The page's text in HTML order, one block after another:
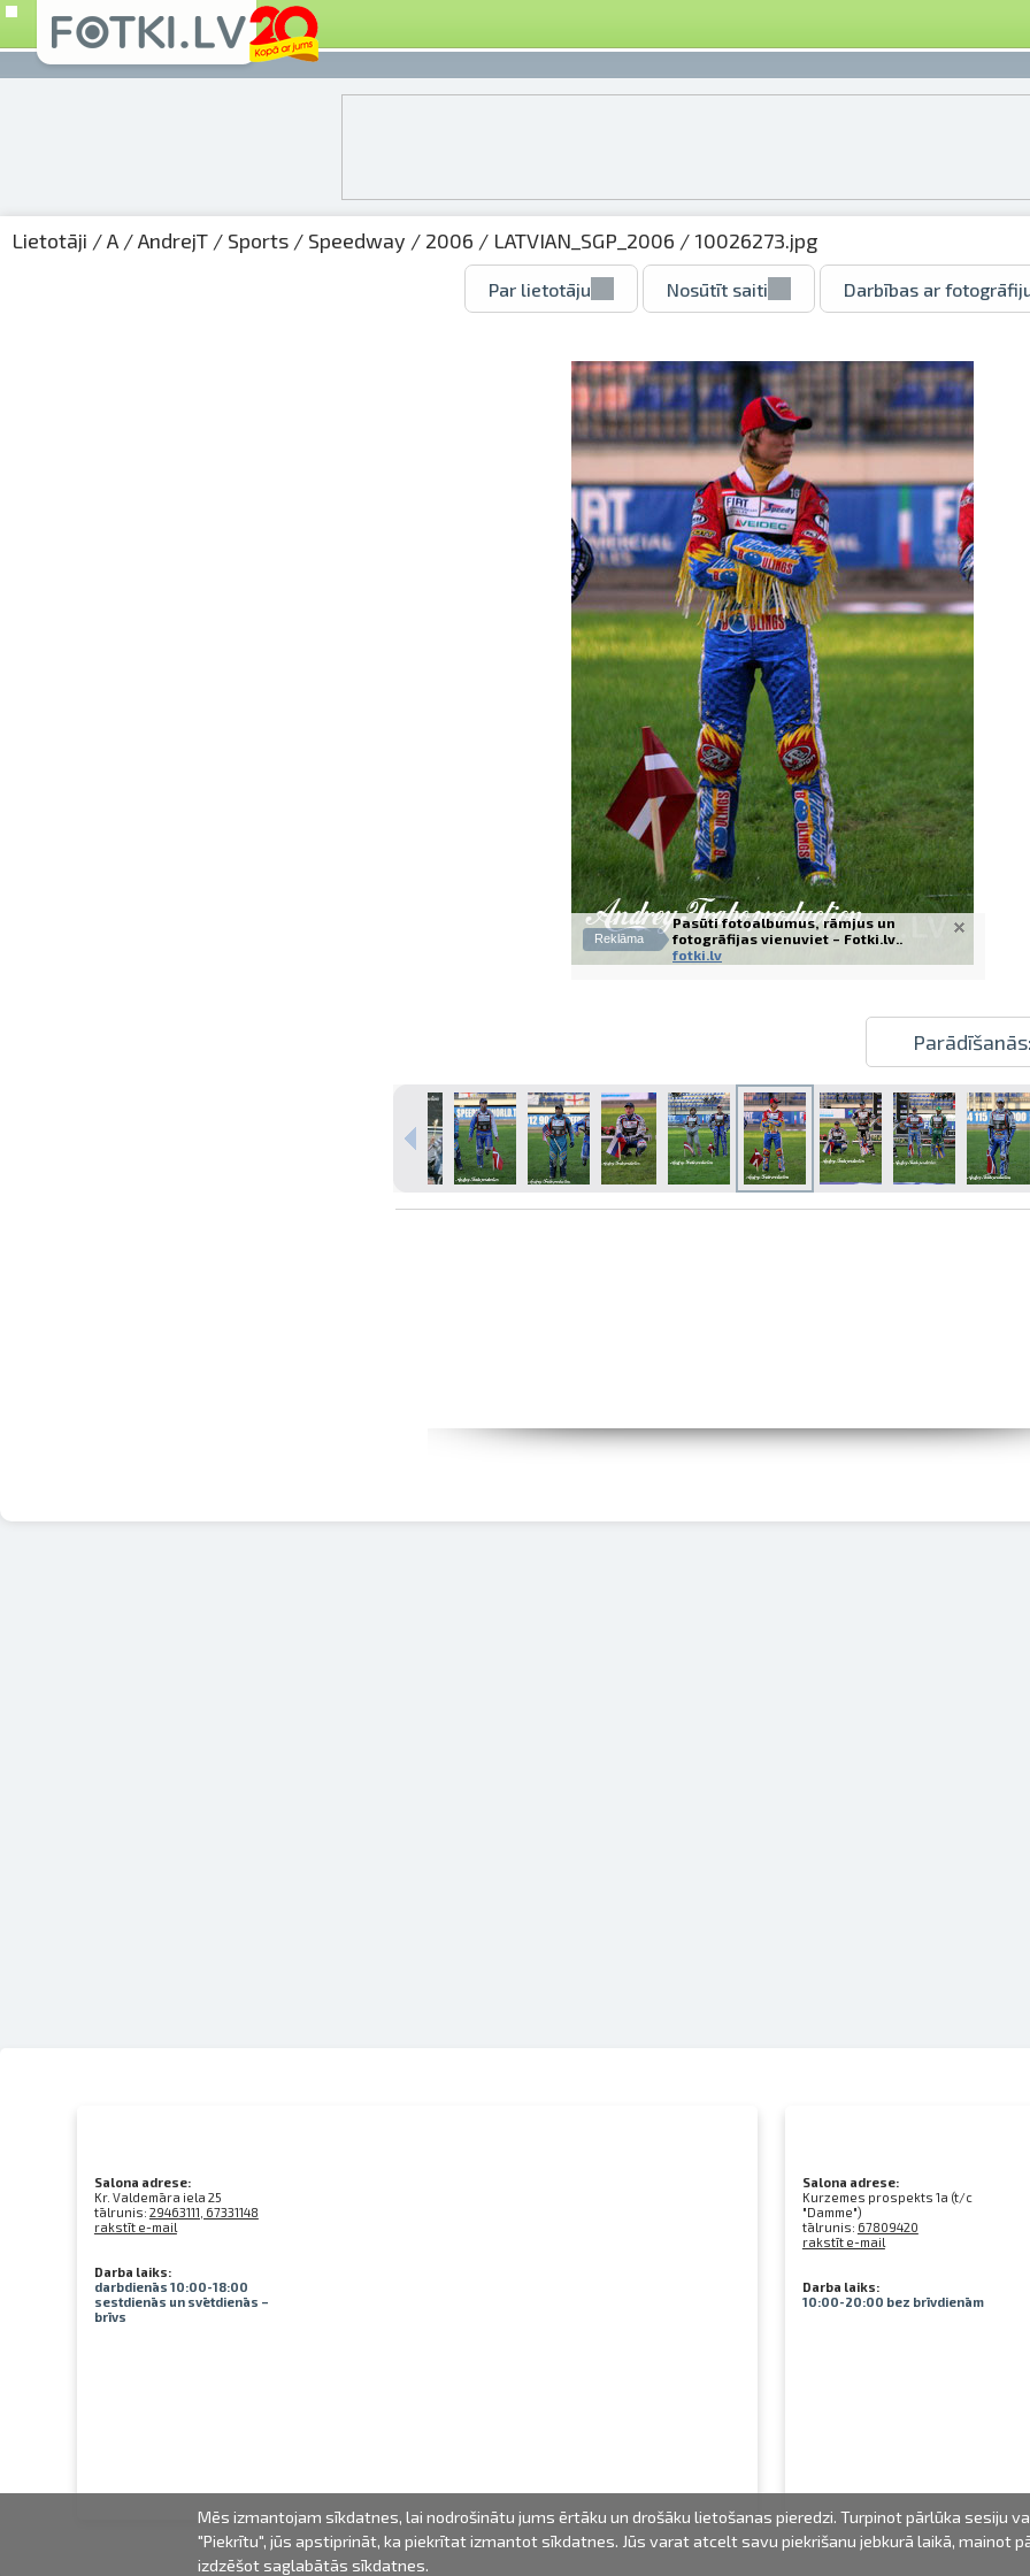
Izdrukas 1h laikā Rīgā – pasūtiet
Dažādi formāti un papīra veidi jūsu
Piegāde visā Latvijā vai saņemšana
Lietotāji /A /AndrejT / Sports / Speedway / 2006 / LATVIAN_SGP_2006 / 10026273.jpg
Par lietotāju Nosūtīt saiti Darbības ar
Reklāma
Pasūti fotoalbumus, rāmjus un
fotogrāfijas vienuviet – Fotki.lv..
fotki.lv
Parādīšanās:
Salona adrese:
Kr. Valdemāra iela 25
tālrunis: 29463111, 67331148
rakstīt e-mail
Darba laiks:
darbdienās 10:00-18:00
sestdienās un svētdienās –
brīvs
Salona adrese:
Kurzemes prospekts 1a (t/c
"Damme")
tālrunis: 67809420
rakstīt e-mail
Darba laiks:
10:00-20:00 bez brīvdienām
Mēs izmantojam sīkdatnes, lai nodrošinātu jums ērtāku un drošāku lietošanas pieredzi. Turpinot pārlūka sesiju
"Piekrītu", jūs apstiprināt, ka piekrītat izmantot sīkdatnes. Jūs varat atcelt savu piekrišanu jebkurā laikā, mainot
izdzēšot saglabātās sīkdatnes.